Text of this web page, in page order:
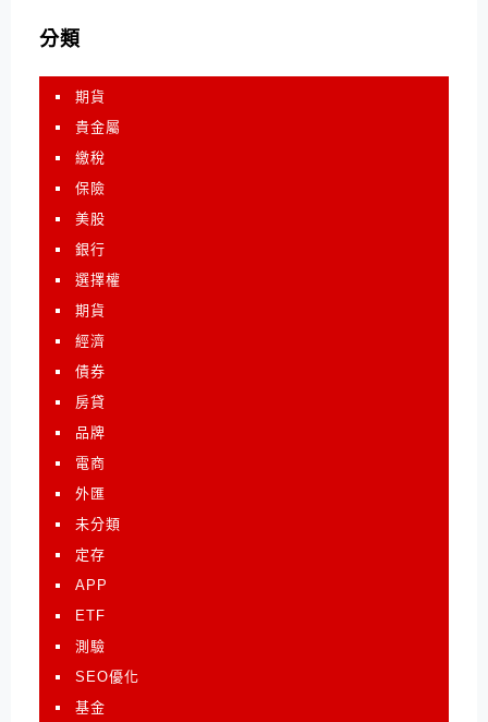
分類
期貨
貴金屬
繳稅
保險
美股
銀行
選擇權
期貨
經濟
債券
房貸
品牌
電商
外匯
未分類
定存
APP
ETF
測驗
SEO優化
基金